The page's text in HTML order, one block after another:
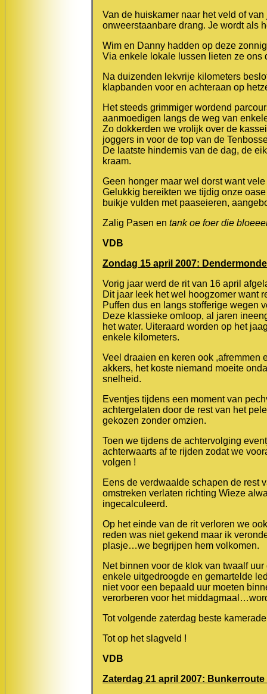
Van de huiskamer naar het veld of
onweerstaanbare drang. Je wordt als
Wim en Danny hadden op deze
Via enkele lokale lussen lieten ze ons
Na duizenden lekvrije kilometers
klapbanden voor en achteraan op
Het steeds grimmiger wordend
aanmoedigen langs de weg van
Zo dokkerden we vrolijk over de
joggers in voor de top van de
De laatste hindernis van de dag, de
kraam.
Geen honger maar wel dorst want
Gelukkig bereikten we tijdig onze
buikje vulden met paaseieren,
Zalig Pasen en tank oe foer die
VDB
Zondag 15 april 2007:
Vorig jaar werd de rit van 16 april
Dit jaar leek het wel hoogzomer want
Puffen dus en langs stofferige wegen
Deze klassieke omloop, al jaren
het water. Uiteraard worden op het
enkele kilometers.
Veel draaien en keren ook ,afremmen
akkers, het koste niemand moeite
snelheid.
Eventjes tijdens een moment van
achtergelaten door de rest van het
gekozen zonder omzien.
Toen we tijdens de achtervolging
achterwaarts af te rijden zodat we
volgen !
Eens de verdwaalde schapen de rest
omstreken verlaten richting Wieze
ingecalculeerd.
Op het einde van de rit verloren we
reden was niet gekend maar ik
plasje…we begrijpen hem volkomen.
Net binnen voor de klok van twaalf
enkele uitgedroogde en gemartelde
niet voor een bepaald uur moeten
verorberen voor het
Tot volgende zaterdag beste
Tot op het slagveld !
VDB
Zaterdag 21 april 2007: